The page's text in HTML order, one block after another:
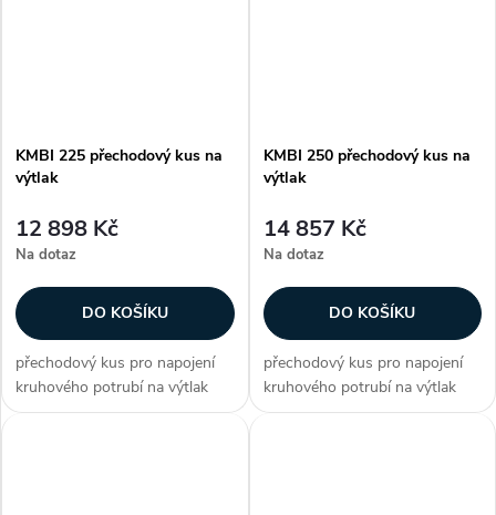
KMBI 225 přechodový kus na
výtlak
12 898 Kč
Na dotaz
DO KOŠÍKU
přechodový kus pro napojení
kruhového potrubí na výtlak
pro ventilátory CMB/CMT
KMBI 250 přechodový kus na
výtlak
14 857 Kč
Na dotaz
DO KOŠÍKU
přechodový kus pro napojení
kruhového potrubí na výtlak
pro ventilátory CMB/CMT